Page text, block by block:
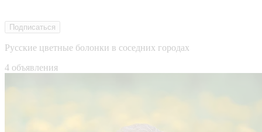
Подписаться
Русские цветные болонки в соседних городах
4 объявления